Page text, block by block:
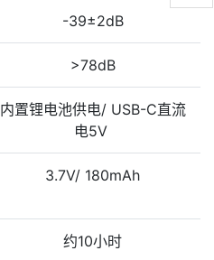
-39±2dB
>78dB
内置锂电池供电/ USB-C直流
电5V
3.7V/ 180mAh
约10小时